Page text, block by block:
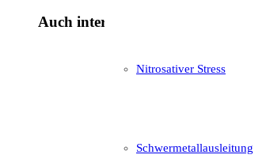
Nitrosativer Stress
Schwermetallausleitung
Auch interessant: